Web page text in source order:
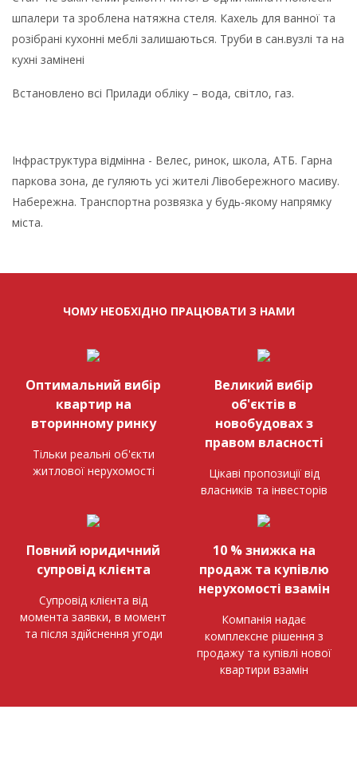
шпалери та зроблена натяжна стеля. Кахель для ванної та
розібрані кухонні меблі залишаються. Труби в сан.вузлі та на
кухні замінені
Встановлено всі Прилади обліку – вода, світло, газ.
Інфраструктура відмінна - Велес, ринок, школа, АТБ. Гарна
паркова зона, де гуляють усі жителі Лівобережного масиву.
Набережна. Транспортна розвязка у будь-якому напрямку
міста.
ЧОМУ НЕОБХІДНО ПРАЦЮВАТИ З НАМИ
Оптимальний вибір
квартир на
вторинному ринку
Тільки реальні об'єкти
житлової нерухомості
Великий вибір
об'єктів в
новобудовах з
правом власності
Цікаві пропозиції від
власників та інвесторів
Повний юридичний
супровід клієнта
Супровід клієнта від
момента заявки, в момент
та після здійснення угоди
10 % знижка на
продаж та купівлю
нерухомості взамін
Компанія надає
комплексне рішення з
продажу та купівлі нової
квартири взамін